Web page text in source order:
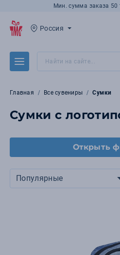
Мин. сумма заказа 50
Россия
Главная Все сувениры Сумки
Сумки с
Открыть
Популярные